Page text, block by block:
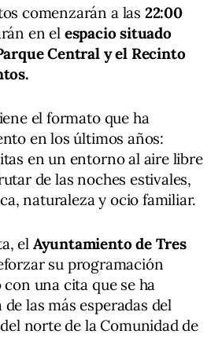
comenzarán a las 22:00
en el espacio situado
Central y el Recinto
el formato que ha
en los últimos años:
en un entorno al aire libre
de las noches estivales,
naturaleza y ocio familiar.
el Ayuntamiento de Tres
su programación
una cita que se ha
las más esperadas del
norte de la Comunidad de